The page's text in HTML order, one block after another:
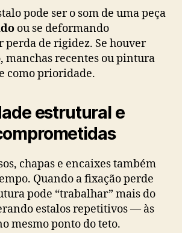
pode ser o som de uma peça
ou se deformando
perda de rigidez. Se houver
manchas recentes ou pintura
como prioridade.
estrutural e
chapas e encaixes também
Quando a fixação perde
pode “trabalhar” mais do
estalos repetitivos — às
mesmo ponto do teto.